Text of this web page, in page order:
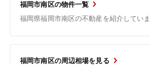
福岡市南区の物件一覧
福岡県福岡市南区の不動産を紹介していま
福岡市南区の周辺相場を見る